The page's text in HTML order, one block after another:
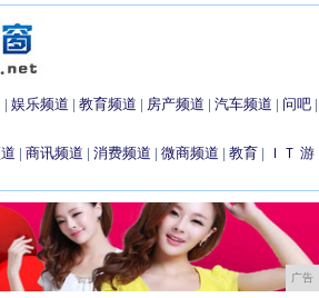
| 娱乐频道 | 教育频道 | 房产频道 | 汽车频道 | 问吧 |
| 商讯频道 | 消费频道 | 微商频道 | 教育 | ＩＴ 游
广告